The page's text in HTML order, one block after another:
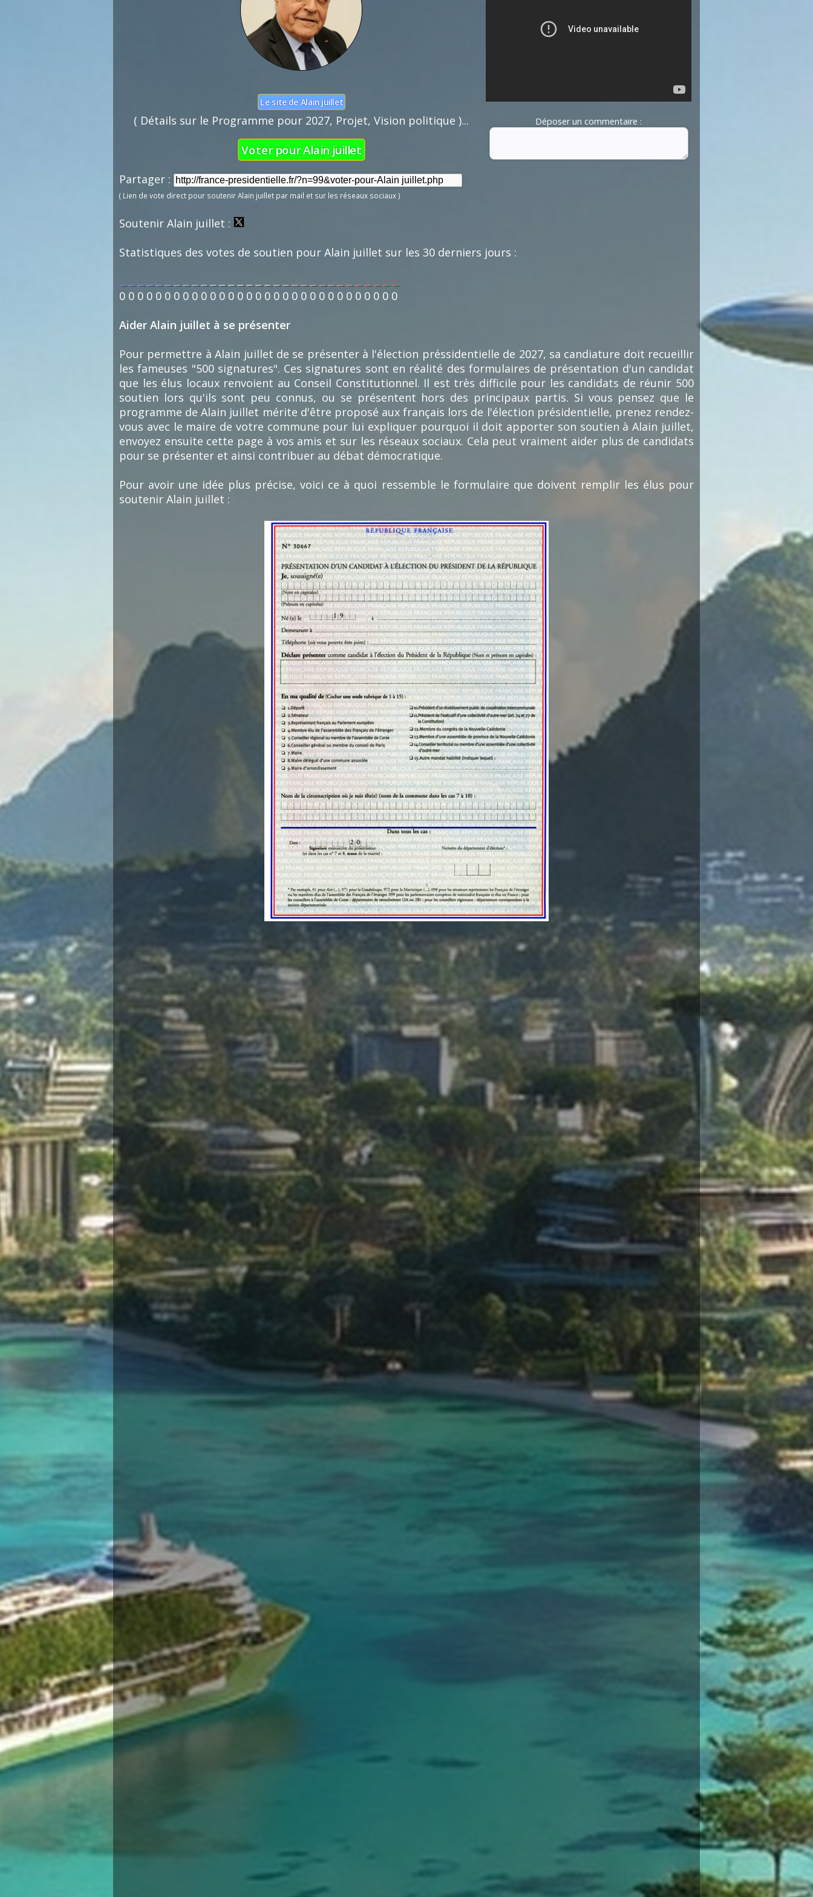
Déposer un commentaire :
Le site de Alain juillet
( Détails sur le Programme pour 2027, Projet, Vision politique )...
Voter pour Alain juillet
Partager :
( Lien de vote direct pour soutenir Alain juillet par mail et sur les réseaux sociaux )
Soutenir Alain juillet :
Statistiques des votes de soutien pour Alain juillet sur les 30 derniers jours :
0 0 0 0 0 0 0 0 0 0 0 0 0 0 0 0 0 0 0 0 0 0 0 0 0 0 0 0 0 0 0
Aider Alain juillet à se présenter
Pour permettre à Alain juillet de se présenter à l'élection préssidentielle de 2027, sa candiature doit recueillir
les fameuses "500 signatures". Ces signatures sont en réalité des formulaires de présentation d'un candidat
que les élus locaux renvoient au Conseil Constitutionnel. Il est très difficile pour les candidats de réunir 500
soutien lors qu'ils sont peu connus, ou se présentent hors des principaux partis. Si vous pensez que le
programme de Alain juillet mérite d'être proposé aux français lors de l'élection présidentielle, prenez rendez-
vous avec le maire de votre commune pour lui expliquer pourquoi il doit apporter son soutien à Alain juillet,
envoyez ensuite cette page à vos amis et sur les réseaux sociaux. Cela peut vraiment aider plus de candidats
pour se présenter et ainsi contribuer au débat démocratique.
Pour avoir une idée plus précise, voici ce à quoi ressemble le formulaire que doivent remplir les élus pour
soutenir Alain juillet :